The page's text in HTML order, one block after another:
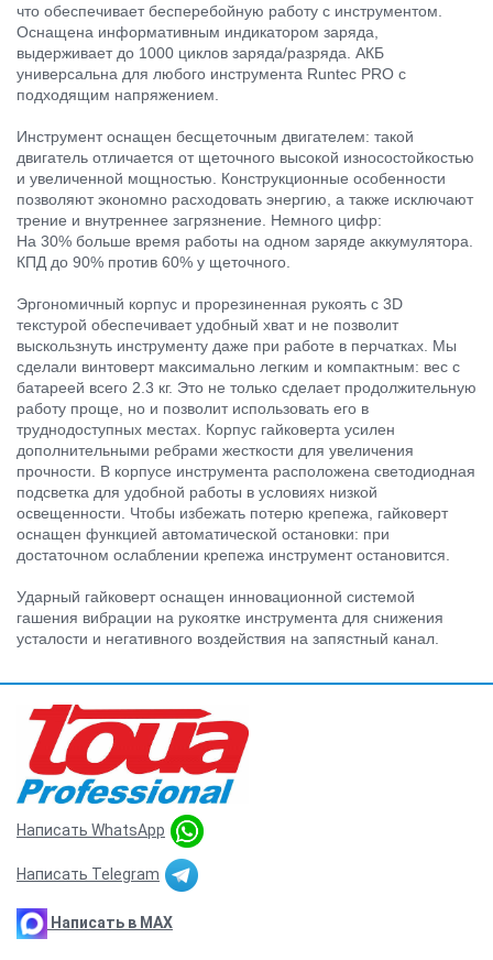
что обеспечивает бесперебойную работу с инструментом.
Оснащена информативным индикатором заряда,
выдерживает до 1000 циклов заряда/разряда. АКБ
универсальна для любого инструмента Runtec PRO с
подходящим напряжением.
Инструмент оснащен бесщеточным двигателем: такой
двигатель отличается от щеточного высокой износостойкостью
и увеличенной мощностью. Конструкционные особенности
позволяют экономно расходовать энергию, а также исключают
трение и внутреннее загрязнение. Немного цифр:
На 30% больше время работы на одном заряде аккумулятора.
КПД до 90% против 60% у щеточного.
Эргономичный корпус и прорезиненная рукоять с 3D
текстурой обеспечивает удобный хват и не позволит
выскользнуть инструменту даже при работе в перчатках. Мы
сделали винтоверт максимально легким и компактным: вес с
батареей всего 2.3 кг. Это не только сделает продолжительную
работу проще, но и позволит использовать его в
труднодоступных местах. Корпус гайковерта усилен
дополнительными ребрами жесткости для увеличения
прочности. В корпусе инструмента расположена светодиодная
подсветка для удобной работы в условиях низкой
освещенности. Чтобы избежать потерю крепежа, гайковерт
оснащен функцией автоматической остановки: при
достаточном ослаблении крепежа инструмент остановится.
Ударный гайковерт оснащен инновационной системой
гашения вибрации на рукоятке инструмента для снижения
усталости и негативного воздействия на запястный канал.
Написать WhatsApp
Написать Telegram
Написать в MAX